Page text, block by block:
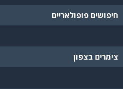
חיפושים פופולאריים
צימרים בצפון